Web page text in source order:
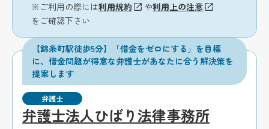
※ご利用の際には利用規約 や利用上の注意
をご確認下さい
【錦糸町駅徒歩5分】「借金をゼロにする」を目標
に、借金問題が得意な弁護士があなたに合う解決策を
提案します
弁護士
弁護士法人ひばり法律事務所